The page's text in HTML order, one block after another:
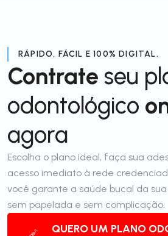
RÁPIDO, FÁCIL E 100% DIGITAL.
Contrate seu
odontológico
agora
Escolha o plano ideal, faça sua
acesso imediato à rede
você garante a saúde bucal da
sem papelada e sem complicação.
QUERO UM PLANO